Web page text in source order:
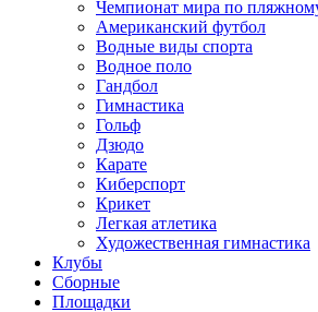
Чемпионат мира по
Американский футбол
Водные виды спорта
Водное поло
Гандбол
Гимнастика
Гольф
Дзюдо
Карате
Киберспорт
Крикет
Легкая атлетика
Художественная гимнастика
Клубы
Сборные
Площадки